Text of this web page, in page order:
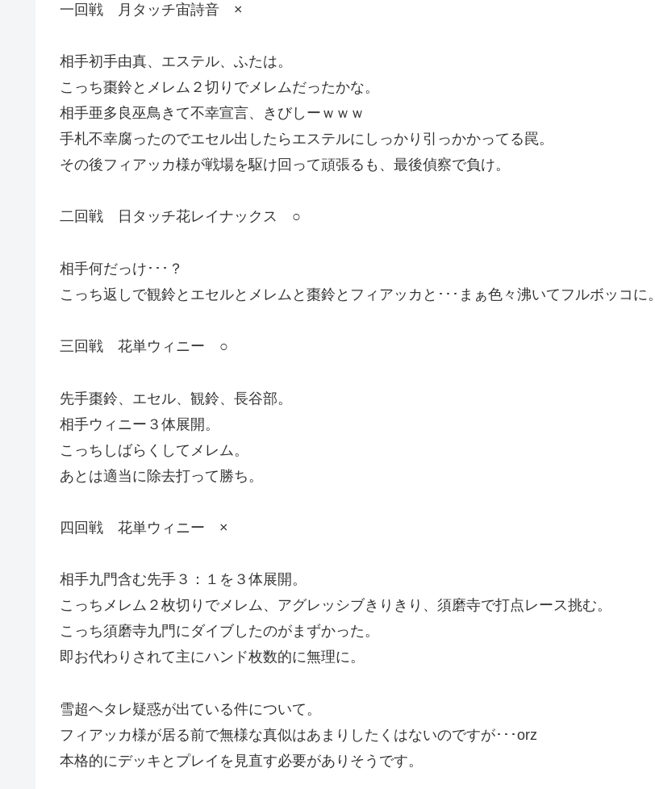
一回戦 月タッチ宙詩音 ×
相手初手由真、エステル、ふたは。
こっち棗鈴とメレム２切りでメレムだったかな。
相手亜多良巫鳥きて不幸宣言、きびしーｗｗｗ
手札不幸腐ったのでエセル出したらエステルにしっかり引っかかってる罠。
その後フィアッカ様が戦場を駆け回って頑張るも、最後偵察で負け。
二回戦 日タッチ花レイナックス ○
相手何だっけ･･･？
こっち返しで観鈴とエセルとメレムと棗鈴とフィアッカと･･･まぁ色々沸いてフルボッコに。
三回戦 花単ウィニー ○
先手棗鈴、エセル、観鈴、長谷部。
相手ウィニー３体展開。
こっちしばらくしてメレム。
あとは適当に除去打って勝ち。
四回戦 花単ウィニー ×
相手九門含む先手３：１を３体展開。
こっちメレム２枚切りでメレム、アグレッシブきりきり、須磨寺で打点レース挑む。
こっち須磨寺九門にダイブしたのがまずかった。
即お代わりされて主にハンド枚数的に無理に。
雪超ヘタレ疑惑が出ている件について。
フィアッカ様が居る前で無様な真似はあまりしたくはないのですが･･･orz
本格的にデッキとプレイを見直す必要がありそうです。